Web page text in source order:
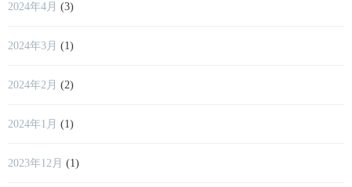
2024年4月 (3)
2024年3月 (1)
2024年2月 (2)
2024年1月 (1)
2023年12月 (1)